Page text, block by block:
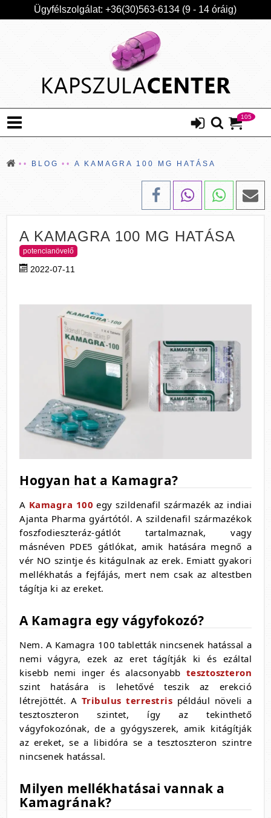
Ügyfélszolgálat: +36(30)563-6134 (9 - 14 óráig)
105
BLOG A KAMAGRA 100 MG HATÁSA
A KAMAGRA 100 MG HATÁSA
potencianövelő
2022-07-11
Hogyan hat a Kamagra?
A Kamagra 100 egy szildenafil származék az indiai
Ajanta Pharma gyártótól. A szildenafil származékok
foszfodieszteráz-gátlót tartalmaznak, vagy
másnéven PDE5 gátlókat, amik hatására megnő a
vér NO szintje és kitágulnak az erek. Emiatt gyakori
mellékhatás a fejfájás, mert nem csak az altestben
tágítja ki az ereket.
A Kamagra egy vágyfokozó?
Nem. A Kamagra 100 tabletták nincsenek hatással a
nemi vágyra, ezek az eret tágítják ki és ezáltal
kisebb nemi inger és alacsonyabb tesztoszteron
szint hatására is lehetővé teszik az erekció
létrejöttét. A Tribulus terrestris például növeli a
tesztoszteron szintet, így az tekinthető
vágyfokozónak, de a gyógyszerek, amik kitágítják
az ereket, se a libidóra se a tesztoszteron szintre
nincsenek hatással.
Milyen mellékhatásai vannak a
Kamagrának?